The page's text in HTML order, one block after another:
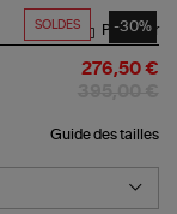
SOLDES -30%
Partager
276,50 €
Guide des tailles